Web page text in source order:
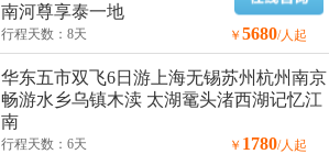
南河尊享泰一地
行程天数：8天 ￥ 5680/人起
华东五市双飞6日游上海无锡苏州杭州南京
畅游水乡乌镇木渎 太湖鼋头渚西湖记忆江
南
行程天数：6天 ￥ 1780/人起